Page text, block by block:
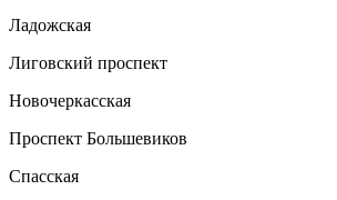
Ладожская
Лиговский проспект
Новочеркасская
Проспект Большевиков
Спасская